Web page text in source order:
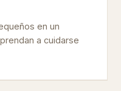
en un
a cuidarse